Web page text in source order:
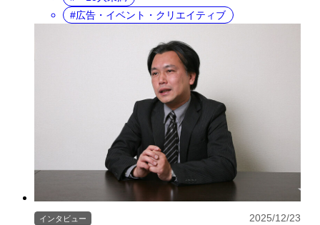
広告・イベント・クリエイティブ
インタビュー 2025/12/23